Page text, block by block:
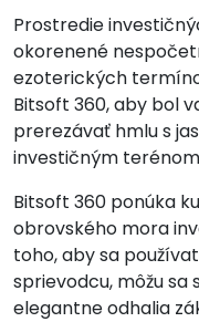
Prostredie
okorenené
ezoterických
Bitsoft 360, aby bol
prerezávať hmlu s
investičným
Bitsoft 360 ponúka
obrovského mora
toho, aby sa
sprievodcu, môžu sa
elegantne odhalia